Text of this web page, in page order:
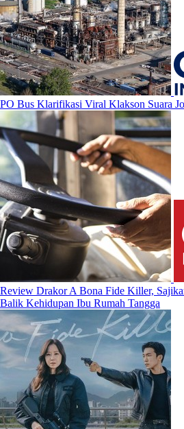
PO Bus Klarifikasi Viral Klakson Suara
Review Drakor A Bona Fide Killer,
Balik Kehidupan Ibu Rumah Tangga